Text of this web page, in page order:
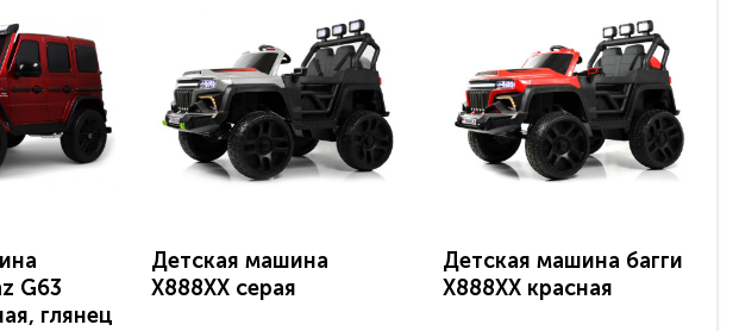
G63
глянец
Детская машина
X888XX серая
Детская машина багги
X888XX красная